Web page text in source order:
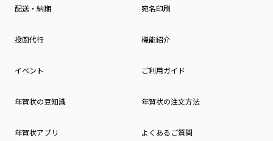
配送・納期 宛名印刷
投函代行 機能紹介
イベント ご利用ガイド
年賀状の豆知識 年賀状の注文方法
年賀状アプリ よくあるご質問